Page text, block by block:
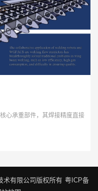
心承重部件，其焊接精度直接
术有限公司版权所有 粤ICP备